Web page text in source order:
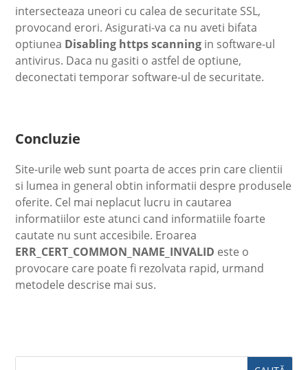
intersecteaza uneori cu calea de securitate SSL,
provocand erori. Asigurati-va ca nu aveti bifata
optiunea Disabling https scanning in software-ul
antivirus. Daca nu gasiti o astfel de optiune,
deconectati temporar software-ul de securitate.
Concluzie
Site-urile web sunt poarta de acces prin care clientii
si lumea in general obtin informatii despre produsele
oferite. Cel mai neplacut lucru in cautarea
informatiilor este atunci cand informatiile foarte
cautate nu sunt accesibile. Eroarea
ERR_CERT_COMMON_NAME_INVALID este o
provocare care poate fi rezolvata rapid, urmand
metodele descrise mai sus.